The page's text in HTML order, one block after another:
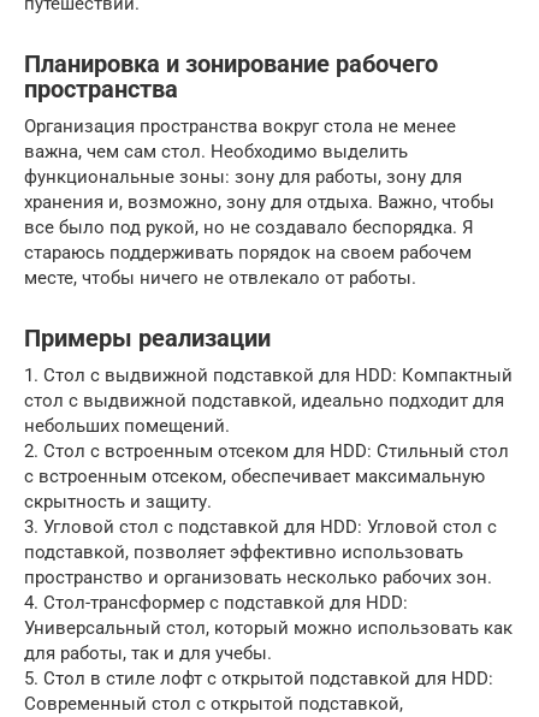
Планировка и зонирование рабочего
пространства
Организация пространства вокруг стола не менее
важна, чем сам стол. Необходимо выделить
функциональные зоны: зону для работы, зону для
хранения и, возможно, зону для отдыха. Важно, чтобы
все было под рукой, но не создавало беспорядка. Я
стараюсь поддерживать порядок на своем рабочем
месте, чтобы ничего не отвлекало от работы.
Примеры реализации
1. Стол с выдвижной подставкой для HDD: Компактный
стол с выдвижной подставкой, идеально подходит для
небольших помещений.
2. Стол с встроенным отсеком для HDD: Стильный стол
с встроенным отсеком, обеспечивает максимальную
скрытность и защиту.
3. Угловой стол с подставкой для HDD: Угловой стол с
подставкой, позволяет эффективно использовать
пространство и организовать несколько рабочих зон.
4. Стол-трансформер с подставкой для HDD:
Универсальный стол, который можно использовать как
для работы, так и для учебы.
5. Стол в стиле лофт с открытой подставкой для HDD:
Современный стол с открытой подставкой,